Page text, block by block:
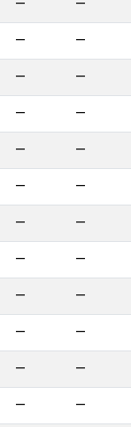
— —
— —
— —
— —
— —
— —
— —
— —
— —
— —
— —
— —